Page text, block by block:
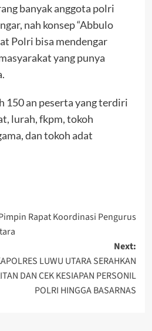
banyak anggota polri
nah konsep “Abbulo
Polri bisa mendengar
yang punya
150 an peserta yang terdiri
lurah, fkpm, tokoh
dan tokoh adat
Rapat Koordinasi Pengurus
Next:
LUWU UTARA SERAHKAN
DAN CEK KESIAPAN PERSONIL
POLRI HINGGA BASARNAS